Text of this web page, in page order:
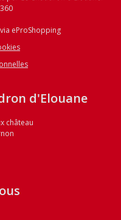
eProShopping
d'Elouane
château